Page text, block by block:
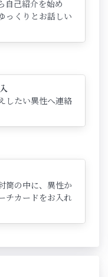
自己紹介を始め
っくりとお話しい
したい異性へ連絡
筒の中に、異性か
チカードをお入れ